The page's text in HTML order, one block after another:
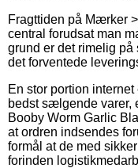
Fragttiden på Mærker
central forudsat man
grund er det rimelig
det forventede
En stor portion
bedst sælgende varer,
Booby Worm Garlic
at ordren indsendes
formål at de med
forinden